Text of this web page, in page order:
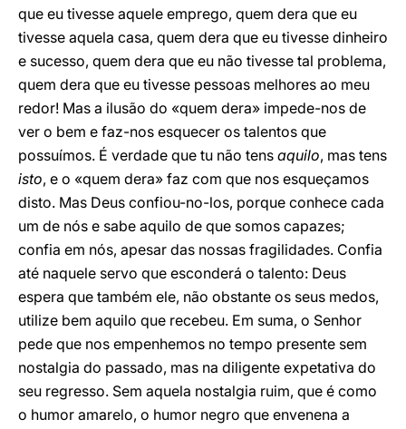
que eu tivesse aquele emprego, quem dera que eu
tivesse aquela casa, quem dera que eu tivesse dinheiro
e sucesso, quem dera que eu não tivesse tal problema,
quem dera que eu tivesse pessoas melhores ao meu
redor! Mas a ilusão do «quem dera» impede-nos de
ver o bem e faz-nos esquecer os talentos que
possuímos. É verdade que tu não tens aquilo, mas tens
isto, e o «quem dera» faz com que nos esqueçamos
disto. Mas Deus confiou-no-los, porque conhece cada
um de nós e sabe aquilo de que somos capazes;
confia em nós, apesar das nossas fragilidades. Confia
até naquele servo que esconderá o talento: Deus
espera que também ele, não obstante os seus medos,
utilize bem aquilo que recebeu. Em suma, o Senhor
pede que nos empenhemos no tempo presente sem
nostalgia do passado, mas na diligente expetativa do
seu regresso. Sem aquela nostalgia ruim, que é como
o humor amarelo, o humor negro que envenena a